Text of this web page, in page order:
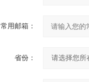
常用邮箱：
省份：